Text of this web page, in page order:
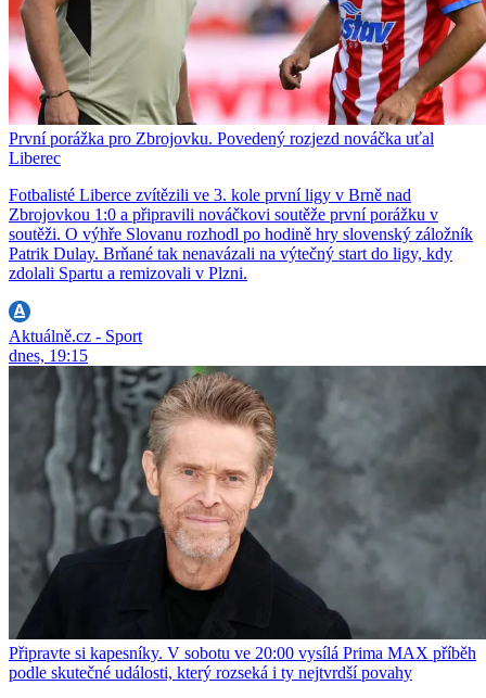
První porážka pro Zbrojovku. Povedený rozjezd nováčka uťal
Liberec
Fotbalisté Liberce zvítězili ve 3. kole první ligy v Brně nad
Zbrojovkou 1:0 a připravili nováčkovi soutěže první porážku v
soutěži. O výhře Slovanu rozhodl po hodině hry slovenský záložník
Patrik Dulay. Brňané tak nenavázali na výtečný start do ligy, kdy
zdolali Spartu a remizovali v Plzni.
Aktuálně.cz - Sport
dnes, 19:15
Připravte si kapesníky. V sobotu ve 20:00 vysílá Prima MAX příběh
podle skutečné události, který rozseká i ty nejtvrdší povahy